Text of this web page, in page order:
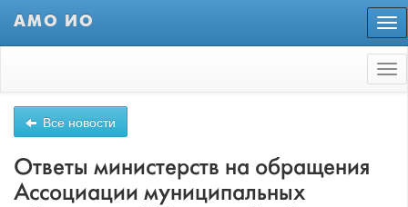
АМО ИО
Все новости
Ответы министерств на обращения
Ассоциации муниципальных